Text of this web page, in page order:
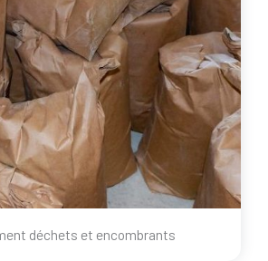
déchets et encombrants